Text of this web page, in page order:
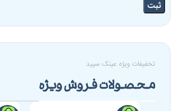
تخفیفات ویژه عینک سپید
محصولات فروش ویژه